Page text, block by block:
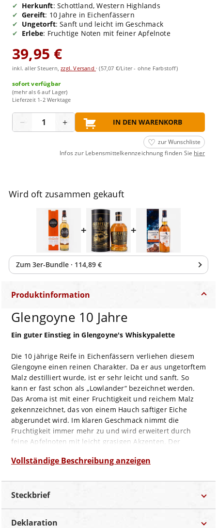
Herkunft: Schottland, Western Highlands
Gereift: 10 Jahre in Eichenfässern
Ungetorft: Sanft und leicht im Geschmack
Erlebe: Fruchtige Noten mit feiner Apfelnote
39,95 €
inkl. aller Steuern,zzgl. Versand ·(57,07 €/Liter - ohne Farbstoff)
sofort verfügbar
(mehr als 6 auf Lager)
Lieferzeit 1-2 Werktage
− + IN DEN WARENKORB
zur Wunschliste
Infos zur Lebensmittelkennzeichnung finden Sie hier
Wird oft zusammen gekauft
+ +
Zum 3er-Bundle · 114,89 €
Produktinformation
Glengoyne 10 Jahre
Ein guter Einstieg in Glengoyne's Whiskypalette
Die 10 jährige Reife in Eichenfässern verliehen diesem
Glengoyne einen reinen Charakter. Da er aus ungetorftem
Malz destilliert wurde, ist er sehr leicht und sanft. So
kann er fast schon als „Lowlander“ bezeichnet werden.
Das Aroma ist mit einer Fruchtigkeit und reichem Malz
gekennzeichnet, das von einem Hauch saftiger Eiche
abgerundet wird. Im klaren Geschmack nimmt die
Fruchtigkeit immer mehr zu und wird erweitert durch
feine Apfelnoten mit leicht grasigen Akzenten. Der
und von einer guten Länge geprägt.
Geruch:fruchtig, reiches Malz, Hauch saftige Eiche
Geschmack:
Vollständige Beschreibung anzeigen
Steckbrief
Deklaration